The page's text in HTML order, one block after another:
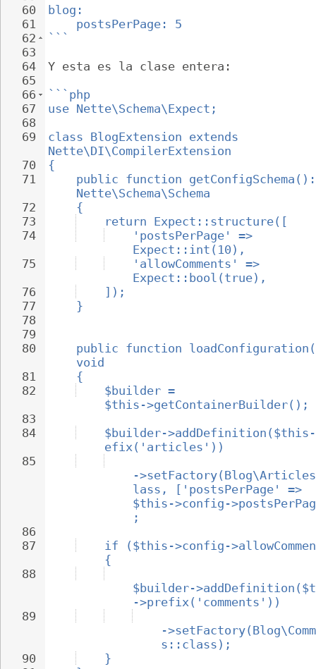
60
61
62
63
64
65
66
67
68
69
70
71
72
73
74
75
76
77
78
79
80
81
82
83
84
85
86
87
88
89
90
blog:
postsPerPage: 5
```
Y esta es la clase entera:
```php
use Nette\Schema\Expect;
class BlogExtension extends
Nette\DI\CompilerExtension
{
public function
Nette\Schema\Schema
{
return Expect::structure([
'postsPerPage' =>
Expect::int(10),
'allowComments' =>
Expect::bool(true),
]);
}
public function
void
{
$builder =
$this->getContainerBuilder();
$builder-
efix('articles'))
-
lass, ['postsPerPage' =>
$this->config-
;
if ($this->config-
{
$builder-
->prefix('comments'))
-
s::class);
}